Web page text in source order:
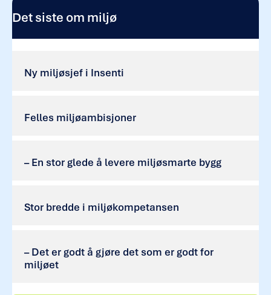
Det siste om miljø
Ny miljøsjef i Insenti
Felles miljøambisjoner
– En stor glede å levere miljøsmarte bygg
Stor bredde i miljøkompetansen
– Det er godt å gjøre det som er godt for
miljøet